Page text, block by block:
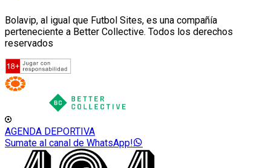
Bolavip, al igual que Futbol Sites, es una compañía
perteneciente a Better Collective. Todos los derechos
reservados
AGENDA DEPORTIVA
Sumate al canal de WhatsApp!